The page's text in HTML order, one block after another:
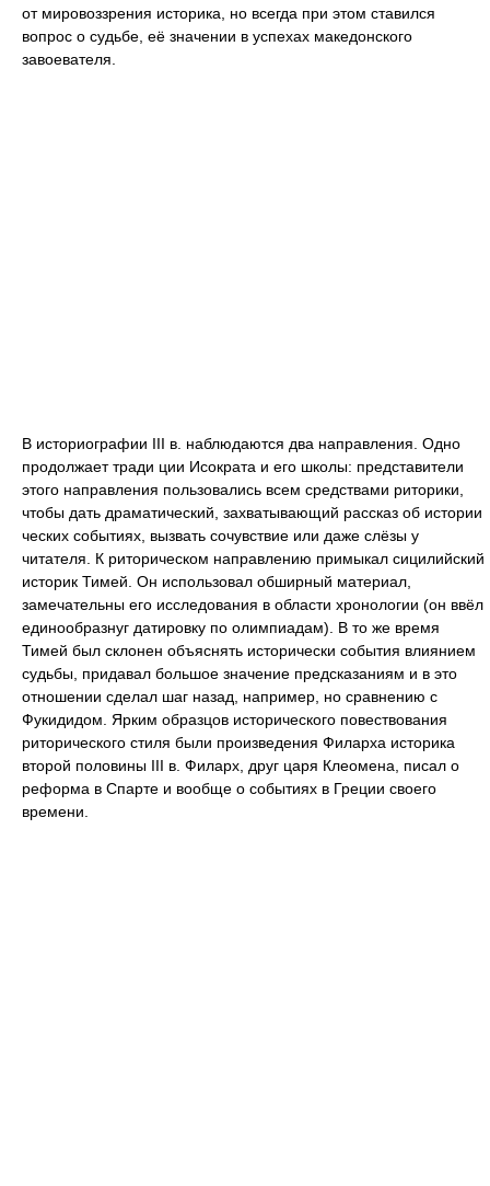
от мировоззрения историка, но всегда при этом ставился
вопрос о судьбе, её значении в успехах македонского
завоевателя.
В историографии III в. наблюдаются два направления. Одно
продолжает тради ции Исократа и его школы: представители
этого направления пользовались всем средствами риторики,
чтобы дать драматический, захватывающий рассказ об истории
ческих событиях, вызвать сочувствие или даже слёзы у
читателя. К риторическом направлению примыкал сицилийский
историк Тимей. Он использовал обширный материал,
замечательны его исследования в области хронологии (он ввёл
единообразнуг датировку по олимпиадам). В то же время
Тимей был склонен объяснять исторически события влиянием
судьбы, придавал большое значение предсказаниям и в это
отношении сделал шаг назад, например, но сравнению с
Фукидидом. Ярким образцов исторического повествования
риторического стиля были произведения Филарха историка
второй половины III в. Филарх, друг царя Клеомена, писал о
реформа в Спарте и вообще о событиях в Греции своего
времени.